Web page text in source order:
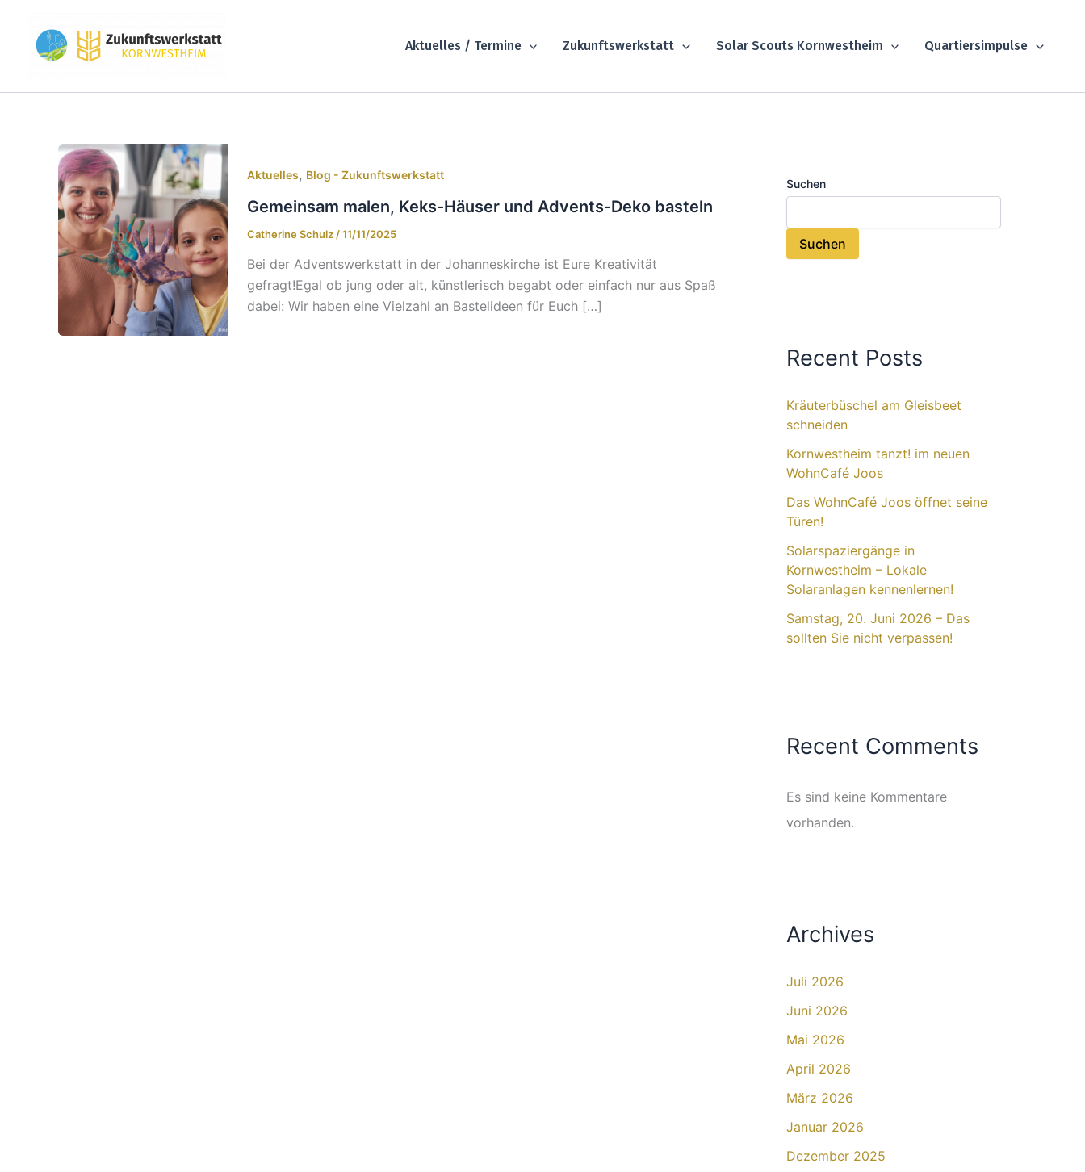
springen
Aktuelles / Termine Zukunftswerkstatt Solar Scouts Kornwestheim Quartiersimpulse
Aktuelles, Blog - Zukunftswerkstatt
Gemeinsam malen, Keks-Häuser und Advents-Deko basteln
Catherine Schulz /11/11/2025
Bei der Adventswerkstatt in der Johanneskirche ist Eure Kreativität
gefragt!Egal ob jung oder alt, künstlerisch begabt oder einfach nur aus Spaß
dabei: Wir haben eine Vielzahl an Bastelideen für Euch […]
Suchen
Suchen
Recent Posts
Kräuterbüschel am Gleisbeet
schneiden
Kornwestheim tanzt! im neuen
WohnCafé Joos
Das WohnCafé Joos öffnet seine
Türen!
Solarspaziergänge in
Kornwestheim – Lokale
Solaranlagen kennenlernen!
Samstag, 20. Juni 2026 – Das
sollten Sie nicht verpassen!
Recent Comments
Es sind keine Kommentare
vorhanden.
Archives
Juli 2026
Juni 2026
Mai 2026
April 2026
März 2026
Januar 2026
Dezember 2025